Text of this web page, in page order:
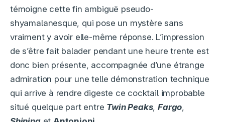
témoigne cette fin ambiguë pseudo-
shyamalanesque, qui pose un mystère sans
vraiment y avoir elle-même réponse. L’impression
de s’être fait balader pendant une heure trente est
donc bien présente, accompagnée d’une étrange
admiration pour une telle démonstration technique
qui arrive à rendre digeste ce cocktail improbable
situé quelque part entre Twin Peaks,Fargo,